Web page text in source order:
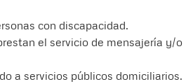
con discapacidad.
el servicio de mensajería y/o
a servicios públicos domiciliarios.